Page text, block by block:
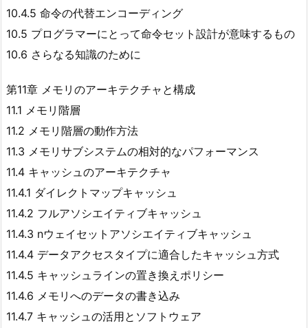
10.4.5 命令の代替エンコーディング
10.5 プログラマーにとって命令セット設計が意味するもの
10.6 さらなる知識のために
第11章 メモリのアーキテクチャと構成
11.1 メモリ階層
11.2 メモリ階層の動作方法
11.3 メモリサブシステムの相対的なパフォーマンス
11.4 キャッシュのアーキテクチャ
11.4.1 ダイレクトマップキャッシュ
11.4.2 フルアソシエイティブキャッシュ
11.4.3 nウェイセットアソシエイティブキャッシュ
11.4.4 データアクセスタイプに適合したキャッシュ方式
11.4.5 キャッシュラインの置き換えポリシー
11.4.6 メモリへのデータの書き込み
11.4.7 キャッシュの活用とソフトウェア